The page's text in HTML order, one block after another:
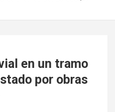
en un tramo
por obras